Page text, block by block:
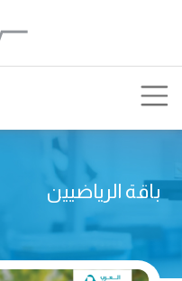
باقة الرياضيين